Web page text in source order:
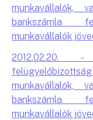
munkavállalók,
bankszámla
munkavállalók
2012.02.20.
munkavállalók,
bankszámla
munkavállalók